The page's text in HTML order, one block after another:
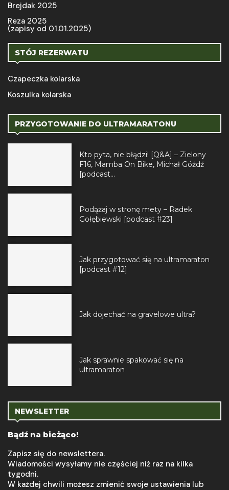
Brejdak 2025
Reza 2025
(zapisy od 01.01.2025)
STÓJ REZERWATU
Czapeczka kolarska
Koszulka kolarska
PRZYGOTOWANIE DO ULTRAMARATONU
Kto pyta, nie błądzi! [Q&A] – Zielony
F16, Mamba On Bike, Michał Góźdź
[podcast...
Podążaj w stronę mety – Radek
Gołębiewski [podcast #23]
Jak przygotować się na ultramaraton
[podcast #12]
Jak dojechać na gravelowe ultra?
Jak sprawnie spakować się na
ultramaraton
NEWSLETTER
Bądź na bieżąco!
Zapisz się do newslettera.
Wiadomości wysyłamy nie częściej niż raz na kilka
tygodni.
W każdej chwili możesz zmienić swoje ustawienia lub